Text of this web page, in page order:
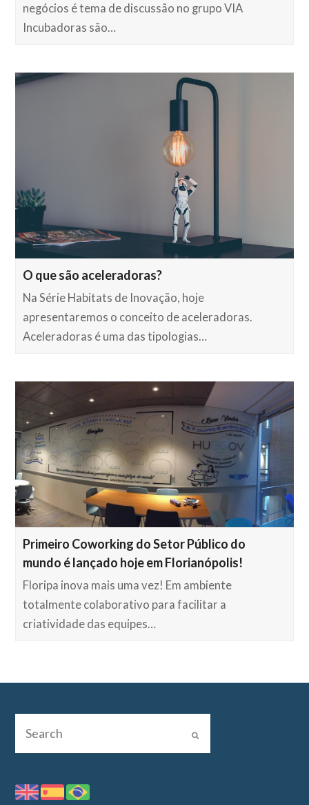
negócios é tema de discussão no grupo VIA
Incubadoras são…
O que são aceleradoras?
Na Série Habitats de Inovação, hoje
apresentaremos o conceito de aceleradoras.
Aceleradoras é uma das tipologias…
Primeiro Coworking do Setor Público do
mundo é lançado hoje em Florianópolis!
Floripa inova mais uma vez! Em ambiente
totalmente colaborativo para facilitar a
criatividade das equipes…